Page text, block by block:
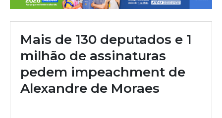
Mais de 130 deputados e 1
milhão de assinaturas
pedem impeachment de
Alexandre de Moraes